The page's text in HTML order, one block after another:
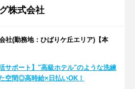
株式会社
社(勤務地：ひばりケ丘エリア)【本
活サポート】"高級ホテル"のような洗練
空間◎高時給×日払いOK！